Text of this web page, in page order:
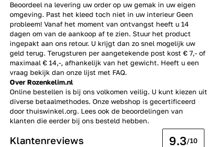
Beoordeel na levering uw order op uw gemak in uw eigen
omgeving. Past het kleed toch niet in uw interieur Geen
probleem! Vanaf het moment van ontvangst heeft u 14
dagen om van de aankoop af te zien. Stuur het product
ingepakt aan ons retour. U krijgt dan zo snel mogelijk uw
geld terug. Terugsturen per aangetekende post kost € 7,- of
maximaal € 14,-, afhankelijk van het gewicht. Heeft u een
vraag bekijk dan onze lijst met FAQ.
Over Rozenkelim.nl
Online bestellen is bij ons volkomen veilig. U kunt kiezen uit
diverse betaalmethodes. Onze webshop is gecertificeerd
door thuiswinkel.org. Lees ook de beoordelingen van
klanten die eerder bij ons besteld hebben.
Klantenreviews 9.3/10